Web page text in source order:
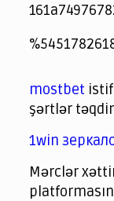
jeetcity
1xbet
jeet city
spintiger
Avabet
Spinrise
Crown Green
Crowngreen
슈가 러쉬
crazy time
parimatch.kr
winorio
winorio
winorio
mostbet
şərtlər
1win
Mərclər